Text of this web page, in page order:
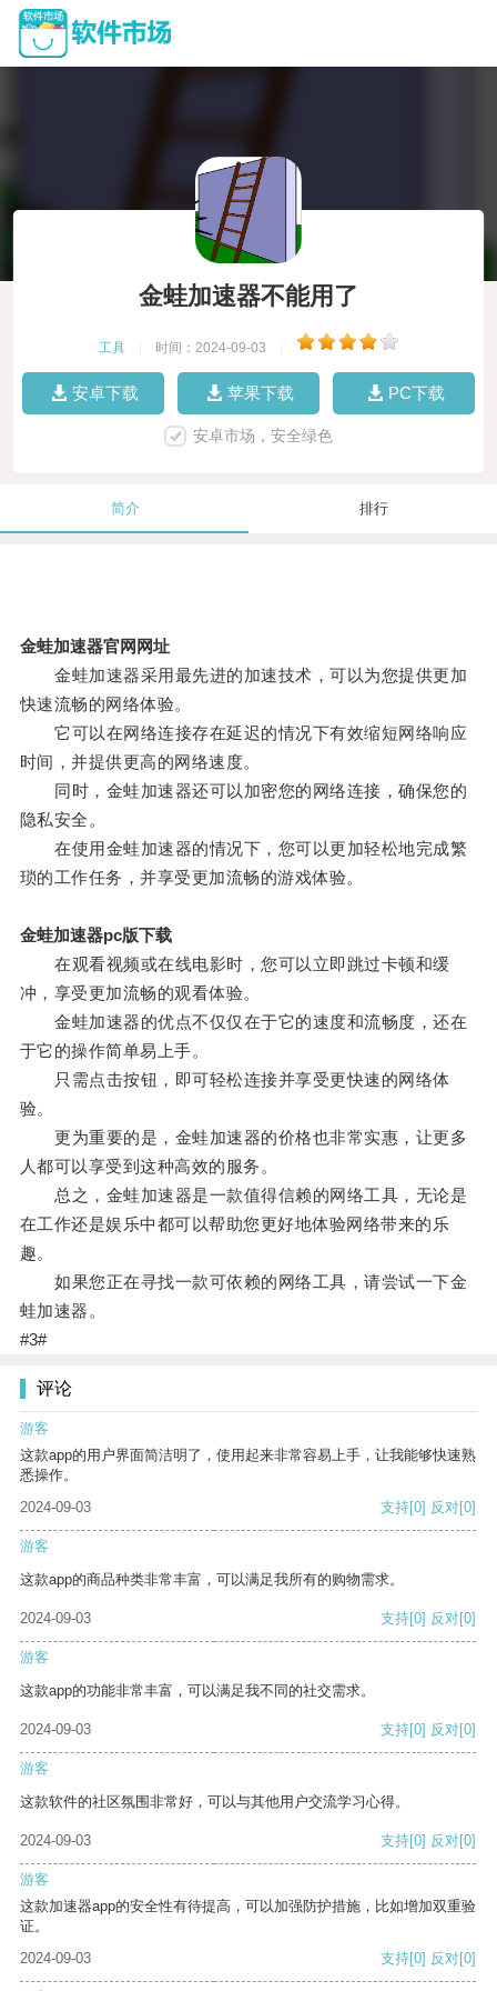
金蛙加速器不能用了
工具 时间：2024-09-03
安卓下载 苹果下载 PC下载
安卓市场，安全绿色
简介 排行
金蛙加速器官网网址
金蛙加速器采用最先进的加速技术，可以为您提供更加
快速流畅的网络体验。
它可以在网络连接存在延迟的情况下有效缩短网络响应
时间，并提供更高的网络速度。
同时，金蛙加速器还可以加密您的网络连接，确保您的
隐私安全。
在使用金蛙加速器的情况下，您可以更加轻松地完成繁
琐的工作任务，并享受更加流畅的游戏体验。
金蛙加速器pc版下载
在观看视频或在线电影时，您可以立即跳过卡顿和缓
冲，享受更加流畅的观看体验。
金蛙加速器的优点不仅仅在于它的速度和流畅度，还在
于它的操作简单易上手。
只需点击按钮，即可轻松连接并享受更快速的网络体
验。
更为重要的是，金蛙加速器的价格也非常实惠，让更多
人都可以享受到这种高效的服务。
总之，金蛙加速器是一款值得信赖的网络工具，无论是
在工作还是娱乐中都可以帮助您更好地体验网络带来的乐
趣。
如果您正在寻找一款可依赖的网络工具，请尝试一下金
蛙加速器。
#3#
评论
游客
这款app的用户界面简洁明了，使用起来非常容易上手，让我能够快速熟
悉操作。
2024-09-03
支持[0] 反对[0]
游客
这款app的商品种类非常丰富，可以满足我所有的购物需求。
2024-09-03 支持[0] 反对[0]
游客
这款app的功能非常丰富，可以满足我不同的社交需求。
2024-09-03 支持[0] 反对[0]
游客
这款软件的社区氛围非常好，可以与其他用户交流学习心得。
2024-09-03 支持[0] 反对[0]
游客
这款加速器app的安全性有待提高，可以加强防护措施，比如增加双重验
证。
2024-09-03
支持[0] 反对[0]